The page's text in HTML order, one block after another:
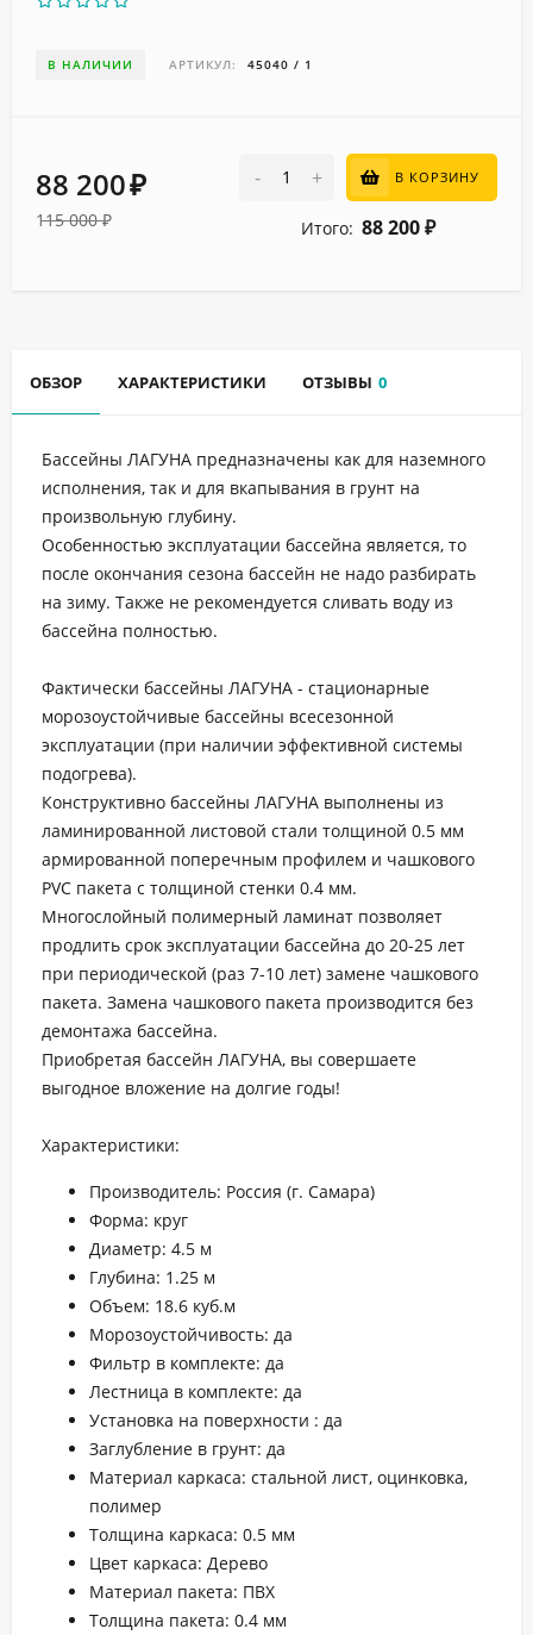
В НАЛИЧИИ АРТИКУЛ: 45040 / 1
88 200₽
115 000 ₽
- + В КОРЗИНУ
Итого: 88 200 ₽
ОБЗОР ХАРАКТЕРИСТИКИ ОТЗЫВЫ 0
Бассейны ЛАГУНА предназначены как для наземного
исполнения, так и для вкапывания в грунт на
произвольную глубину.
Особенностью эксплуатации бассейна является, то
после окончания сезона бассейн не надо разбирать
на зиму. Также не рекомендуется сливать воду из
бассейна полностью.
Фактически бассейны ЛАГУНА - стационарные
морозоустойчивые бассейны всесезонной
эксплуатации (при наличии эффективной системы
подогрева).
Конструктивно бассейны ЛАГУНА выполнены из
ламинированной листовой стали толщиной 0.5 мм
армированной поперечным профилем и чашкового
PVC пакета с толщиной стенки 0.4 мм.
Многослойный полимерный ламинат позволяет
продлить срок эксплуатации бассейна до 20-25 лет
при периодической (раз 7-10 лет) замене чашкового
пакета. Замена чашкового пакета производится без
демонтажа бассейна.
Приобретая бассейн ЛАГУНА, вы совершаете
выгодное вложение на долгие годы!
Характеристики:
Производитель: Россия (г. Самара)
Форма: круг
Диаметр: 4.5 м
Глубина: 1.25 м
Объем: 18.6 куб.м
Морозоустойчивость: да
Фильтр в комплекте: да
Лестница в комплекте: да
Установка на поверхности : да
Заглубление в грунт: да
Материал каркаса: стальной лист, оцинковка,
полимер
Толщина каркаса: 0.5 мм
Цвет каркаса: Дерево
Материал пакета: ПВХ
Толщина пакета: 0.4 мм